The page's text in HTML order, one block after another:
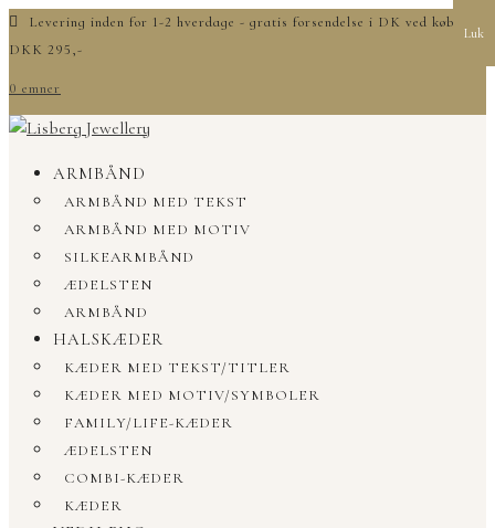
Levering inden for 1-2 hverdage - gratis forsendelse i DK ved køb over
DKK 295,-
0 emner
ARMBÅND
ARMBÅND MED TEKST
ARMBÅND MED MOTIV
SILKEARMBÅND
ÆDELSTEN
ARMBÅND
HALSKÆDER
KÆDER MED TEKST/TITLER
KÆDER MED MOTIV/SYMBOLER
FAMILY/LIFE-KÆDER
ÆDELSTEN
COMBI-KÆDER
KÆDER
Luk